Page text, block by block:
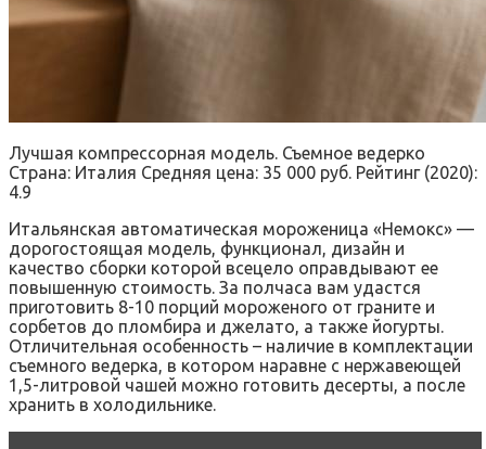
Лучшая компрессорная модель. Съемное ведерко
Страна: Италия Средняя цена: 35 000 руб. Рейтинг (2020):
4.9
Итальянская автоматическая мороженица «Немокс» —
дорогостоящая модель, функционал, дизайн и
качество сборки которой всецело оправдывают ее
повышенную стоимость. За полчаса вам удастся
приготовить 8-10 порций мороженого от граните и
сорбетов до пломбира и джелато, а также йогурты.
Отличительная особенность – наличие в комплектации
съемного ведерка, в котором наравне с нержавеющей
1,5-литровой чашей можно готовить десерты, а после
хранить в холодильнике.